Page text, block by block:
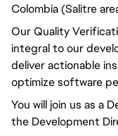
Colombia (Salitre
Our Quality
integral to our
deliver actionable
optimize software
You will join us as a
the Development